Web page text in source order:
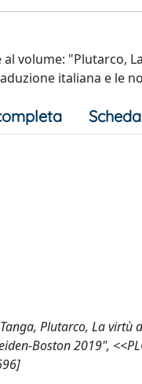
volume: "Plutarco,
italiana e le
Tanga, Plutarco, La
Boston 2019",